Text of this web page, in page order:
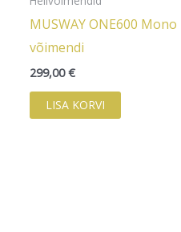
MUSWAY ONE600 Mono
võimendi
299,00€
LISA KORVI